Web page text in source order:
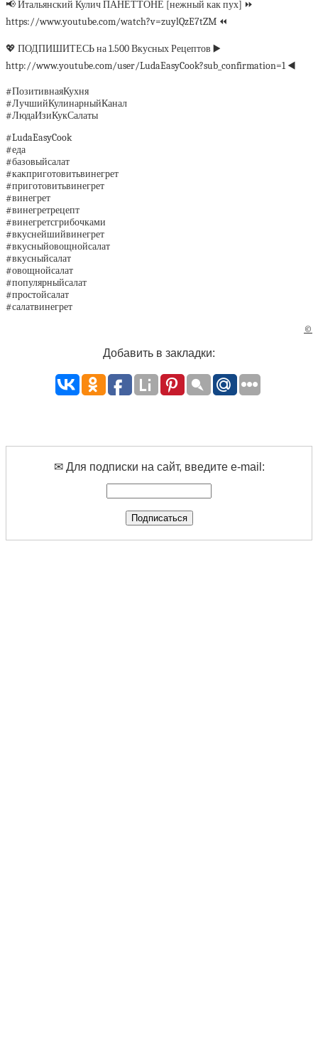
📢 Итальянский Кулич ПАНЕТТОНЕ [нежный как пух] ⏩
https://www.youtube.com/watch?v=zuylQzE7tZM ⏪
💖 ПОДПИШИТЕСЬ на 1.500 Вкусных Рецептов ▶️
http://www.youtube.com/user/LudaEasyCook?sub_confirmation=1 ◀️
#ПозитивнаяКухня
#ЛучшийКулинарныйКанал
#ЛюдаИзиКукСалаты
#LudaEasyCook
#еда
#базовыйсалат
#какприготовитьвинегрет
#приготовитьвинегрет
#винегрет
#винегретрецепт
#винегретсгрибочками
#вкуснейшийвинегрет
#вкусныйовощнойсалат
#вкусныйсалат
#овощнойсалат
#популярныйсалат
#простойсалат
#салатвинегрет
©
Добавить в закладки:
✉ Для подписки на сайт, введите e-mail: